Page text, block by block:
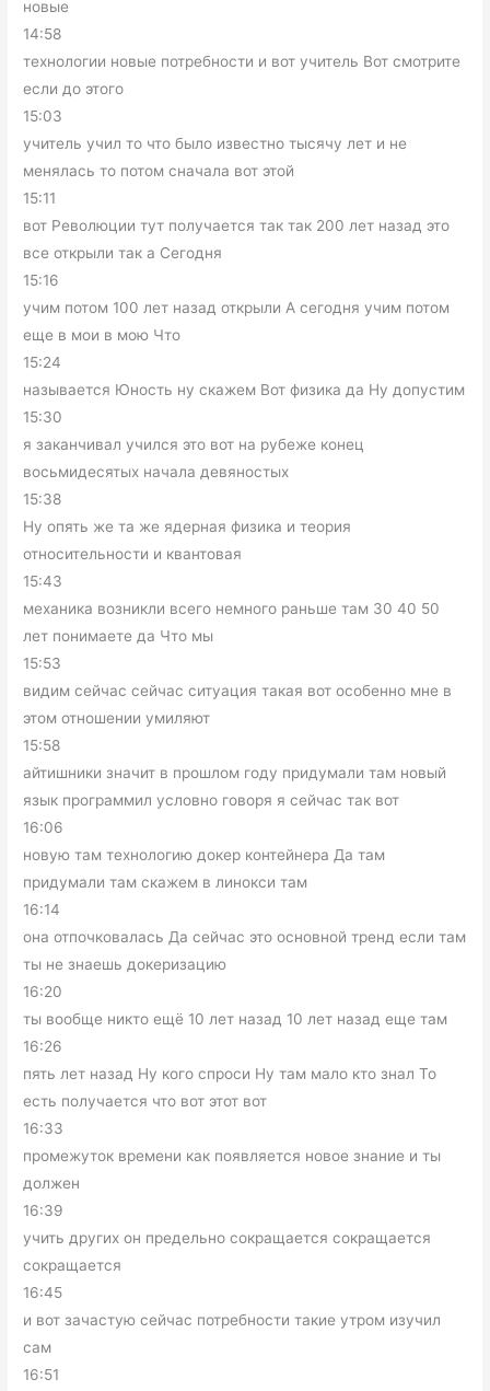
новые
14:58
технологии новые потребности и вот учитель Вот смотрите
если до этого
15:03
учитель учил то что было известно тысячу лет и не
менялась то потом сначала вот этой
15:11
вот Революции тут получается так так 200 лет назад это
все открыли так а Сегодня
15:16
учим потом 100 лет назад открыли А сегодня учим потом
еще в мои в мою Что
15:24
называется Юность ну скажем Вот физика да Ну допустим
15:30
я заканчивал учился это вот на рубеже конец
восьмидесятых начала девяностых
15:38
Ну опять же та же ядерная физика и теория
относительности и квантовая
15:43
механика возникли всего немного раньше там 30 40 50
лет понимаете да Что мы
15:53
видим сейчас сейчас ситуация такая вот особенно мне в
этом отношении умиляют
15:58
айтишники значит в прошлом году придумали там новый
язык программил условно говоря я сейчас так вот
16:06
новую там технологию докер контейнера Да там
придумали там скажем в линокси там
16:14
она отпочковалась Да сейчас это основной тренд если там
ты не знаешь докеризацию
16:20
ты вообще никто ещё 10 лет назад 10 лет назад еще там
16:26
пять лет назад Ну кого спроси Ну там мало кто знал То
есть получается что вот этот вот
16:33
промежуток времени как появляется новое знание и ты
должен
16:39
учить других он предельно сокращается сокращается
сокращается
16:45
и вот зачастую сейчас потребности такие утром изучил
сам
16:51